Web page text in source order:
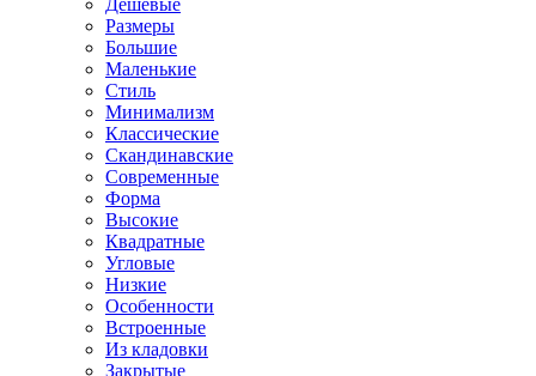
Дешевые
Размеры
Большие
Маленькие
Стиль
Минимализм
Классические
Скандинавские
Современные
Форма
Высокие
Квадратные
Угловые
Низкие
Особенности
Встроенные
Из кладовки
Закрытые